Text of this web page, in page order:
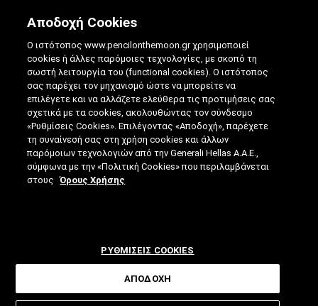
ΤΟ ΜΑΓΝΗΤΙΚΌ ΤΖΕΛ ΠΟΥ ΑΦΑΙΡΕΊ ΤΗΝ
ΠΈΤΡΑ ΣΤΑ ΝΕΦΡΆ
18.12.2025|4 ΛΕΠΤΑ ΑΝΑΓΝΩΣΗΣ|
ΑΠΟ: ΓΙΆΝΝΗΣ ΔΕΒΕΤΖΌΓΛΟΥ
Αποδοχή Cookies
Ο ιστότοπος www.pencilonthemoon.gr χρησιμοποιεί
cookies ή άλλες παρόμοιες τεχνολογίες, με σκοπό τη
σωστή λειτουργία του (functional cookies). Ο ιστότοπος
σας παρέχει τον μηχανισμό ώστε να μπορείτε να
επιλέγετε και να αλλάζετε ελεύθερα τις προτιμήσεις σας
σχετικά με τα cookies, ακολουθώντας τον σύνδεσμο
«Ρυθμίσεις Cookies». Επιλέγοντας «Αποδοχή», παρέχετε
τη συναίνεσή σας στη χρήση cookies και άλλων
παρόμοιων τεχνολογιών από την Generali Hellas A.A.E.,
σύμφωνα με την «Πολιτική Cookies» που περιλαμβάνεται
στους
Όρους Χρήσης
ΡΥΘΜΙΣΕΙΣ COOKIES
ΑΠΟΔΟΧΗ